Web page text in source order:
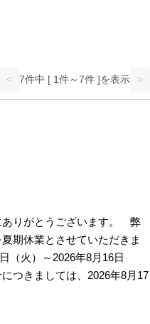
< 7件中 [ 1件～7件 ]を表示 >
ありがとうございます。 弊
期休業とさせていただきま
火）～2026年8月16日
つきましては、2026年8月17